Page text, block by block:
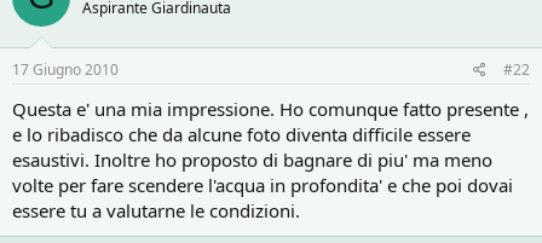
e
Aspirante Giardinauta
17 Giugno 2010 #22
Questa e' una mia impressione. Ho comunque fatto presente ,
e lo ribadisco che da alcune foto diventa difficile essere
esaustivi. Inoltre ho proposto di bagnare di piu' ma meno
volte per fare scendere l'acqua in profondita' e che poi dovai
essere tu a valutarne le condizioni.